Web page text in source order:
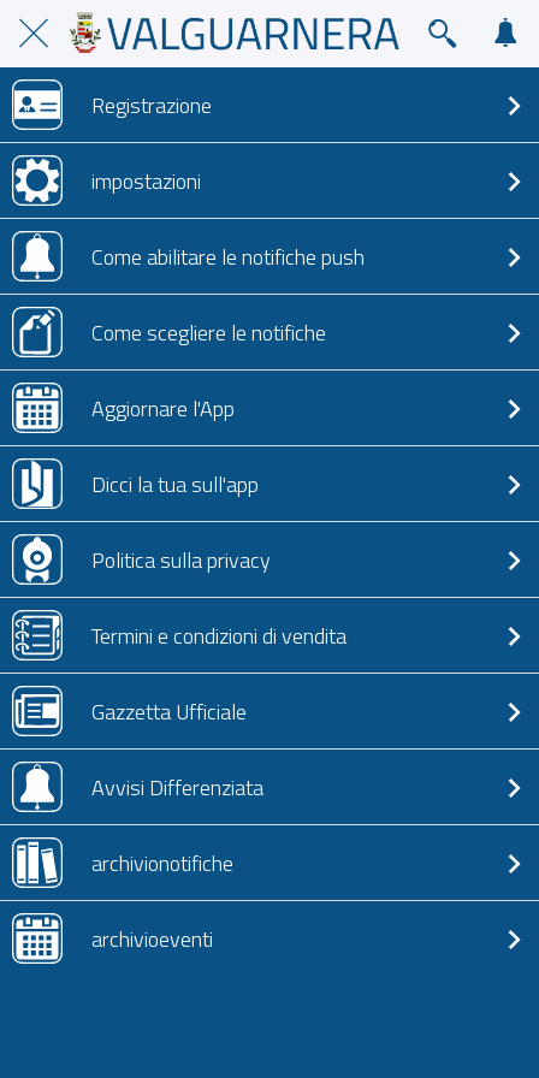
Registrazione
impostazioni
Come abilitare le notifiche push
Come scegliere le notifiche
Aggiornare l'App
Dicci la tua sull'app
Politica sulla privacy
Termini e condizioni di vendita
Gazzetta Ufficiale
Avvisi Differenziata
archivionotifiche
archivioeventi